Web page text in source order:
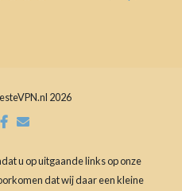
2026
u op uitgaande links op onze
dat wij daar een kleine